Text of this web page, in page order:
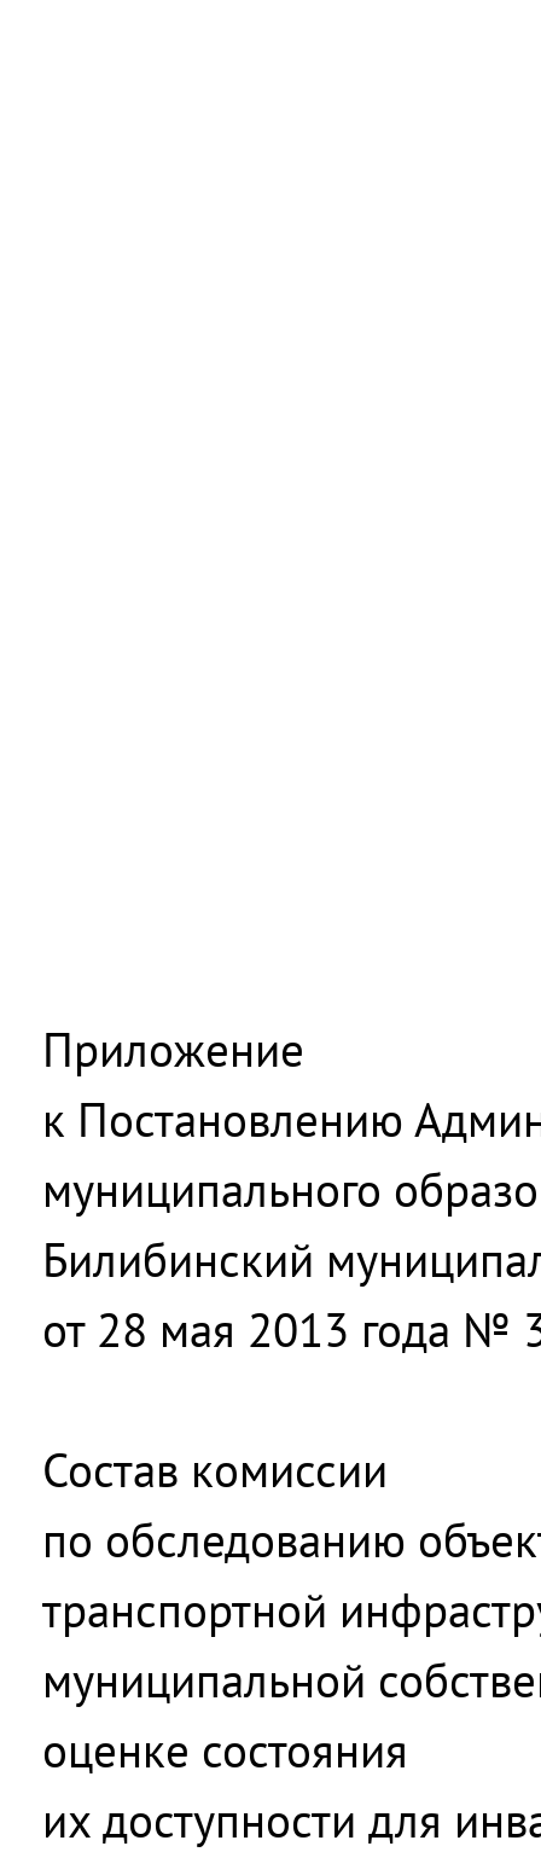
Приложение
к Постановлению
муниципального
Билибинский
от 28 мая 2013 года №
Состав комиссии
по обследованию
транспортной
муниципальной
оценке состояния
их доступности для